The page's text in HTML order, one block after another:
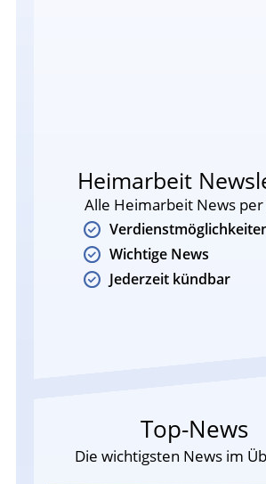
Heimarbeit
Alle Heimarbeit News per
Wichtige News
Jederzeit kündbar
Top-News
Die wichtigsten News im